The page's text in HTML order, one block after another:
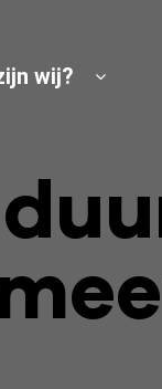
wij?